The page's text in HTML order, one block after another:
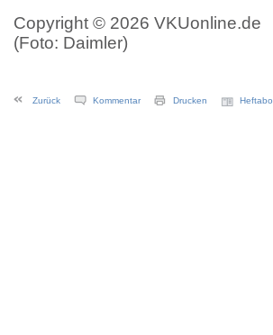
Copyright © 2026 VKUonline.de
(Foto: Daimler)
Zurück Kommentar Drucken Heftabo